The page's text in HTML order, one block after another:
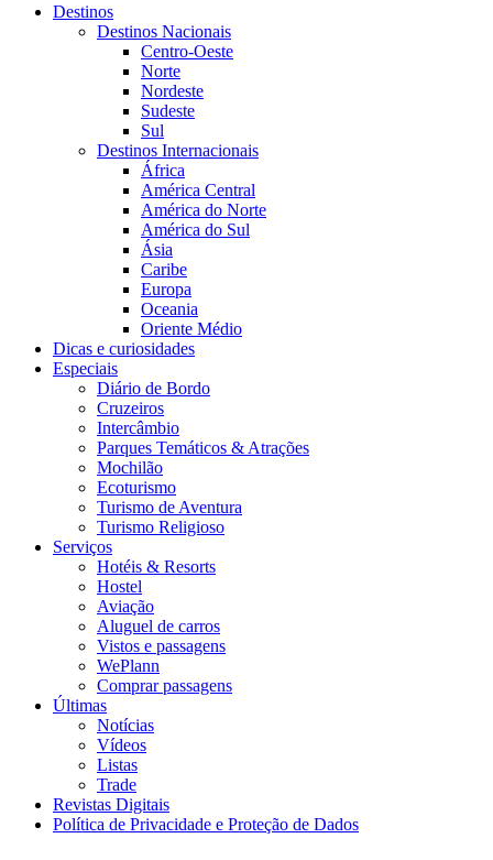
Destinos
Destinos Nacionais
Centro-Oeste
Norte
Nordeste
Sudeste
Sul
Destinos Internacionais
África
América Central
América do Norte
América do Sul
Ásia
Caribe
Europa
Oceania
Oriente Médio
Dicas e curiosidades
Especiais
Diário de Bordo
Cruzeiros
Intercâmbio
Parques Temáticos & Atrações
Mochilão
Ecoturismo
Turismo de Aventura
Turismo Religioso
Serviços
Hotéis & Resorts
Hostel
Aviação
Aluguel de carros
Vistos e passagens
WePlann
Comprar passagens
Últimas
Notícias
Vídeos
Listas
Trade
Revistas Digitais
Política de Privacidade e Proteção de Dados